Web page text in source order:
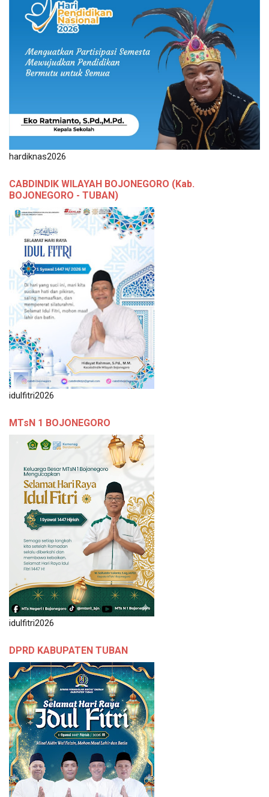
hardiknas2026
CABDINDIK WILAYAH BOJONEGORO (Kab.
BOJONEGORO - TUBAN)
idulfitri2026
MTsN 1 BOJONEGORO
idulfitri2026
DPRD KABUPATEN TUBAN